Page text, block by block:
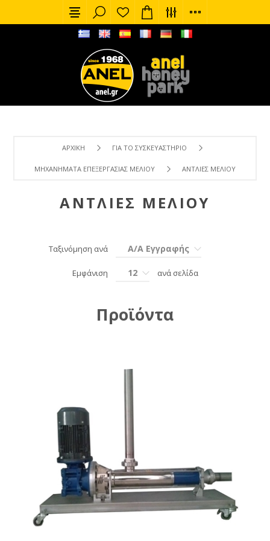
ΑΡΧΙΚΉ ΓΙΑ ΤΟ ΣΥΣΚΕΥΑΣΤΉΡΙΟ
ΜΗΧΑΝΉΜΑΤΑ ΕΠΕΞΕΡΓΑΣΊΑΣ ΜΕΛΙΟΎ ΑΝΤΛΊΕΣ ΜΕΛΙΟΎ
ΑΝΤΛΊΕΣ ΜΕΛΙΟΎ
Ταξινόμηση ανά Α/Α Εγγραφής
Εμφάνιση 12 ανά σελίδα
Προϊόντα